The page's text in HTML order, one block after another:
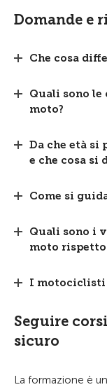
Domande e
Che cosa
Quali sono
moto?
Da che età si
e che cosa si
Come si
Quali sono i
moto rispetto
I motociclisti
Seguire
sicuro
La formazione è